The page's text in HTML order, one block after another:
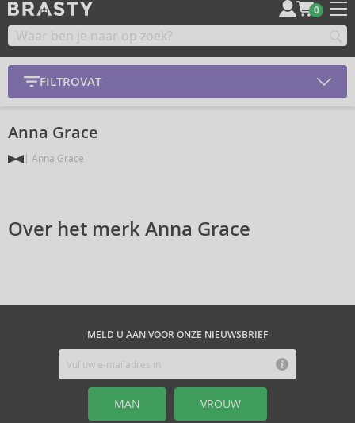
0
FILTROVAT
Anna Grace
Anna Grace
Over het merk Anna Grace
MELD U AAN VOOR ONZE NIEUWSBRIEF
MAN VROUW